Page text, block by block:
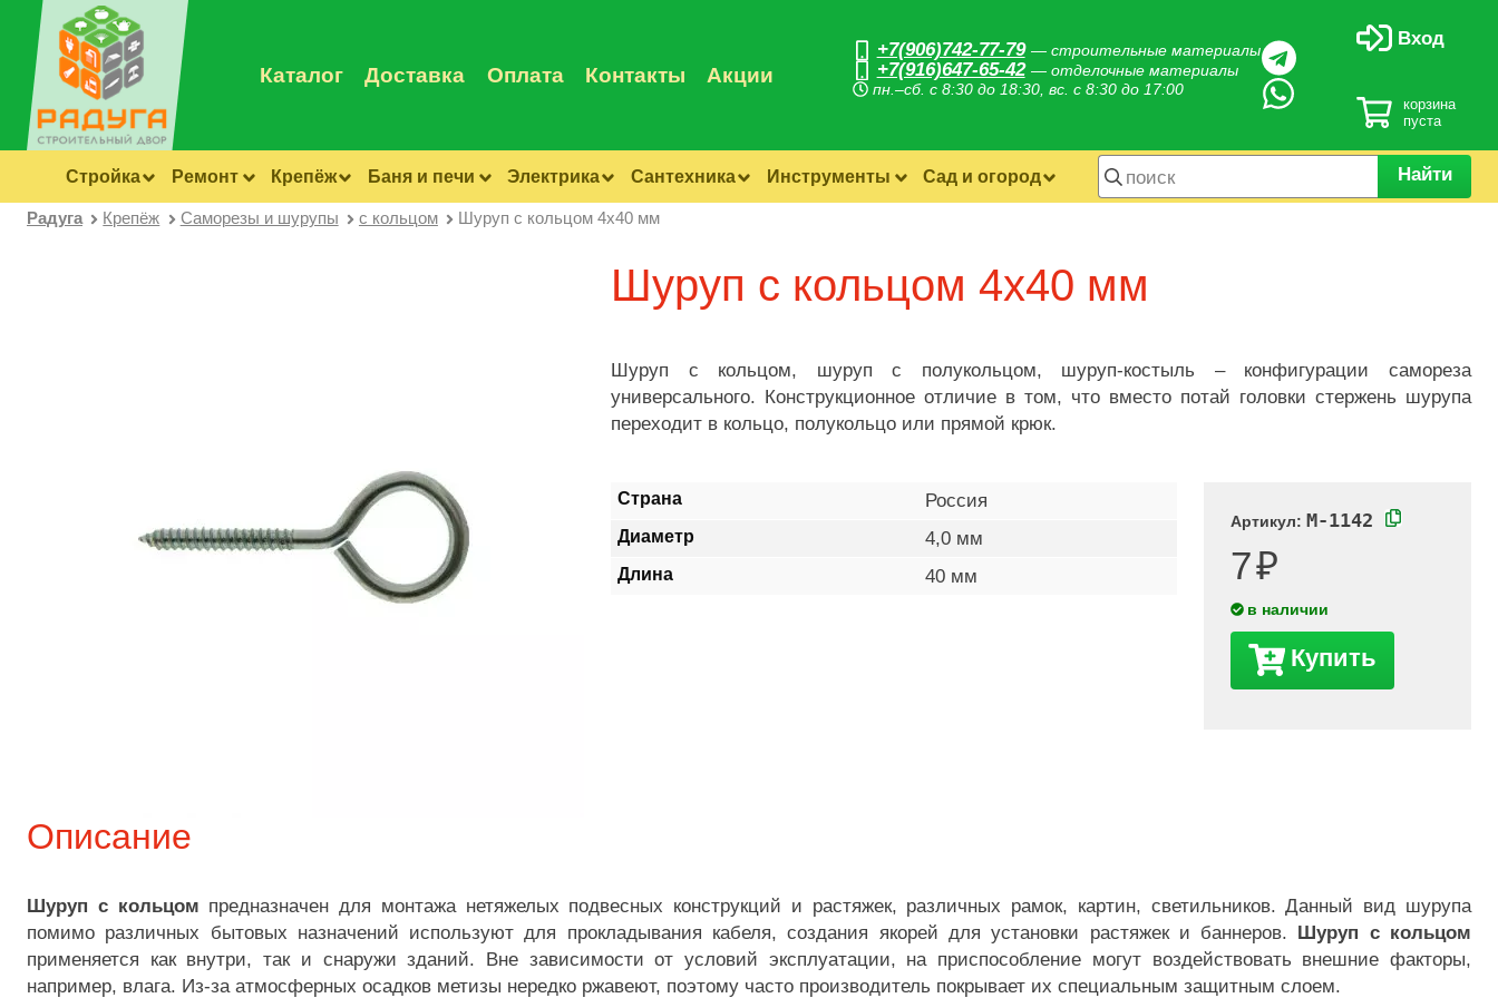
+7(906)742-77-79 — строительные материалы
+7(916)647-65-42 — отделочные материалы
пн.–сб. с 8:30 до 18:30, вс. с 8:30 до 17:00
Каталог Доставка Оплата Контакты Акции
Вход
корзина
пуста
Стройка Ремонт Крепёж Баня и печи Электрика Сантехника Инструменты Сад и огород Найти
Радуга Крепёж Саморезы и шурупы с кольцом Шуруп с кольцом 4х40 мм
Шуруп с кольцом 4х40 мм
Артикул: M-1142
7
в наличии
Купить
Страна Россия
Диаметр 4,0 мм
Длина 40 мм
Шуруп с кольцом, шуруп с полукольцом, шуруп-костыль – конфигурации самореза
универсального. Конструкционное отличие в том, что вместо потай головки стержень шурупа
переходит в кольцо, полукольцо или прямой крюк.
Описание
Шуруп с кольцом предназначен для монтажа нетяжелых подвесных конструкций и растяжек, различных рамок, картин, светильников. Данный вид шурупа
помимо различных бытовых назначений используют для прокладывания кабеля, создания якорей для установки растяжек и баннеров. Шуруп с кольцом
применяется как внутри, так и снаружи зданий. Вне зависимости от условий эксплуатации, на приспособление могут воздействовать внешние факторы,
например, влага. Из-за атмосферных осадков метизы нередко ржавеют, поэтому часто производитель покрывает их специальным защитным слоем.